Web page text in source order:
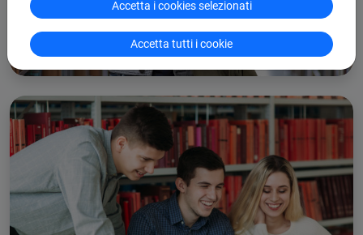
Dottorati di ricerca
Accetta i cookies selezionati
Accetta tutti i cookie